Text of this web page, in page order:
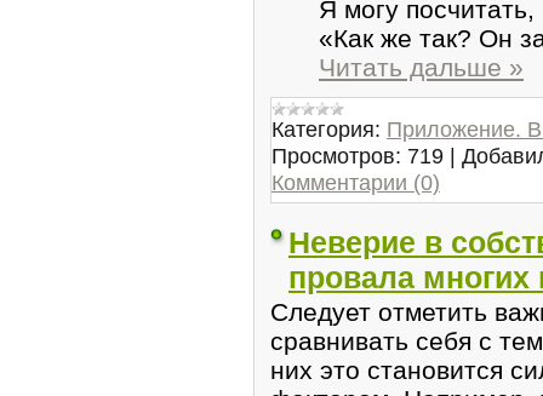
Я могу
«Как же так? Он
Читать дальше »
Категория: Приложение.
Просмотров: 719 |
Комментарии (0)
Неверие в
провала многих
Следует отметить
сравнивать себя с
них это становится